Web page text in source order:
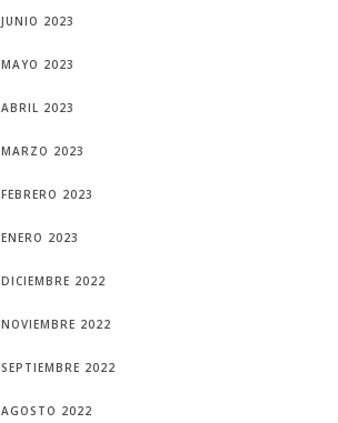
JUNIO 2023
MAYO 2023
ABRIL 2023
MARZO 2023
FEBRERO 2023
ENERO 2023
DICIEMBRE 2022
NOVIEMBRE 2022
SEPTIEMBRE 2022
AGOSTO 2022